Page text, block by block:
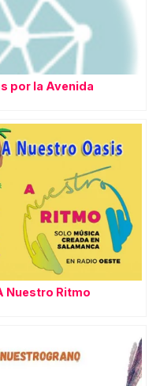
por la Avenida
Nuestro Ritmo